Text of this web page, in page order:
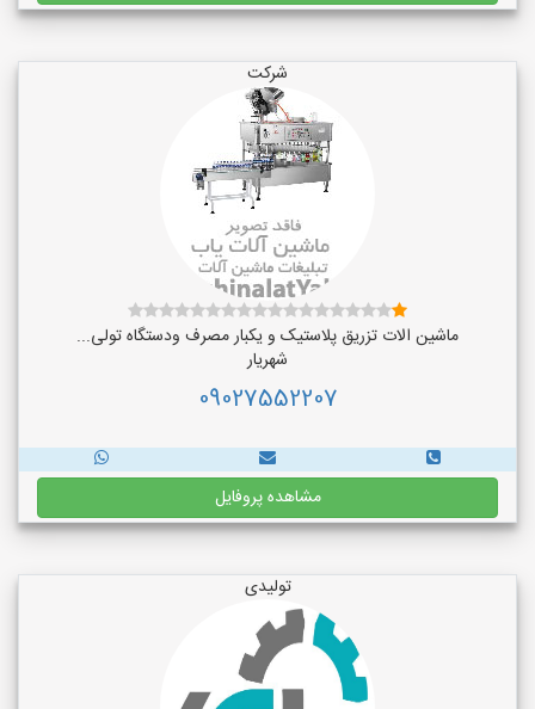
شرکت
ماشین الات تزریق پلاستیک و یکبار مصرف ودستگاه تولی...
شهریار
09027552207
مشاهده پروفایل
تولیدی